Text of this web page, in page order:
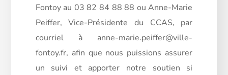
Fontoy au 03 82 84 88 88 ou Anne-Marie
Peiffer, Vice-Présidente du CCAS, par
courriel à anne-marie.peiffer@ville-
fontoy.fr, afin que nous puissions assurer
un suivi et apporter notre soutien si